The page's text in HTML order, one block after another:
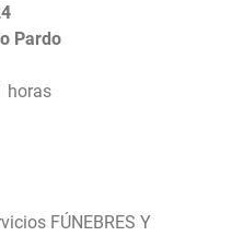
Pardo
horas
FÚNEBRES Y